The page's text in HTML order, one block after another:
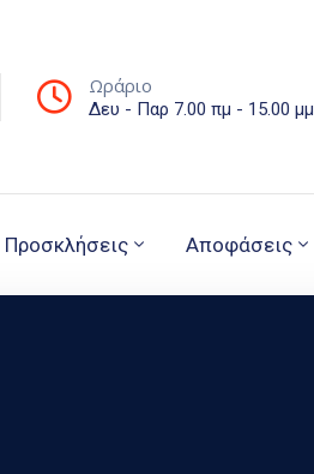
Ωράριο
Δευ - Παρ 7.00 πμ - 15.00 μμ
Προσκλήσεις Αποφάσεις